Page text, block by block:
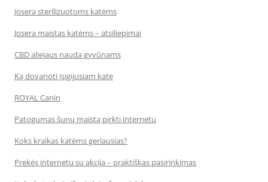
Josera sterilizuotoms katėms
Josera maistas katėms – atsiliepimai
CBD aliejaus nauda gyvūnams
Ką dovanoti įsigijusiam katę
ROYAL Canin
Patogumas šunų maistą pirkti internetu
Koks kraikas katėms geriausias?
Prekės internetu su akcija – praktiškas pasirinkimas